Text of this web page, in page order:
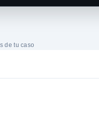
de tu caso